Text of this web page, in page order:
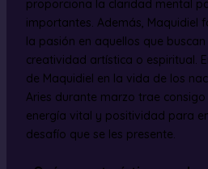
proporciona la claridad mental
importantes. Además, Maquidiel
la pasión en aquellos que
creatividad artística o espiritual.
de Maquidiel en la vida de los
Aries durante marzo trae
energía vital y positividad para
desafío que se les presente.